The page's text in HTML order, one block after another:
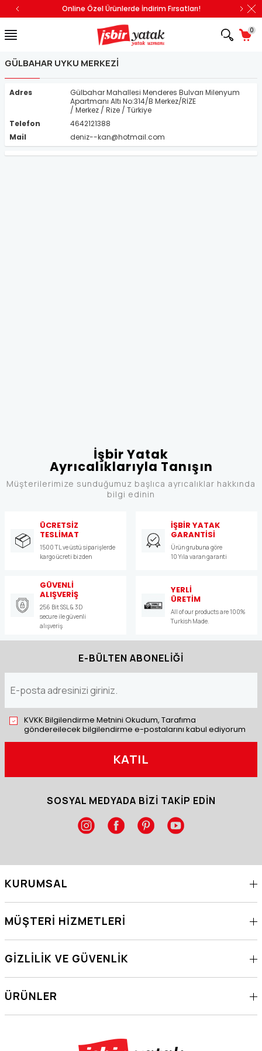
Online Özel Ürünlerde İndirim Fırsatları!
0
GÜLBAHAR UYKU MERKEZI
Adres
Gülbahar Mahallesi Menderes Bulvarı Milenyum
Apartmanı Altı No:314/B Merkez/RİZE
/ Merkez / Rize / Türkiye
Telefon
4642121388
Mail
deniz--kan@hotmail.com
İşbir Yatak
Ayrıcalıklarıyla Tanışın
Müşterilerimize sunduğumuz başlıca ayrıcalıklar hakkında
bilgi edinin
ÜCRETSİZ
TESLİMAT
1500 TL ve üstü siparişlerde
kargo ücreti bizden
İŞBİR YATAK
GARANTİSİ
Ürün grubuna göre
10 Yıla varan garanti
GÜVENLİ
ALIŞVERİŞ
256 Bit SSL & 3D
secure ile güvenli
alışveriş
YERLİ
ÜRETİM
All of our products are 100%
Turkish Made.
E-BÜLTEN ABONELİĞİ
KVKK Bilgilendirme Metnini Okudum, Tarafıma
göndereilecek bilgilendirme e-postalarını kabul ediyorum
KATIL
SOSYAL MEDYADA BİZİ TAKİP EDİN
KURUMSAL
MÜŞTERI HIZMETLERI
GIZLILIK VE GÜVENLIK
ÜRÜNLER